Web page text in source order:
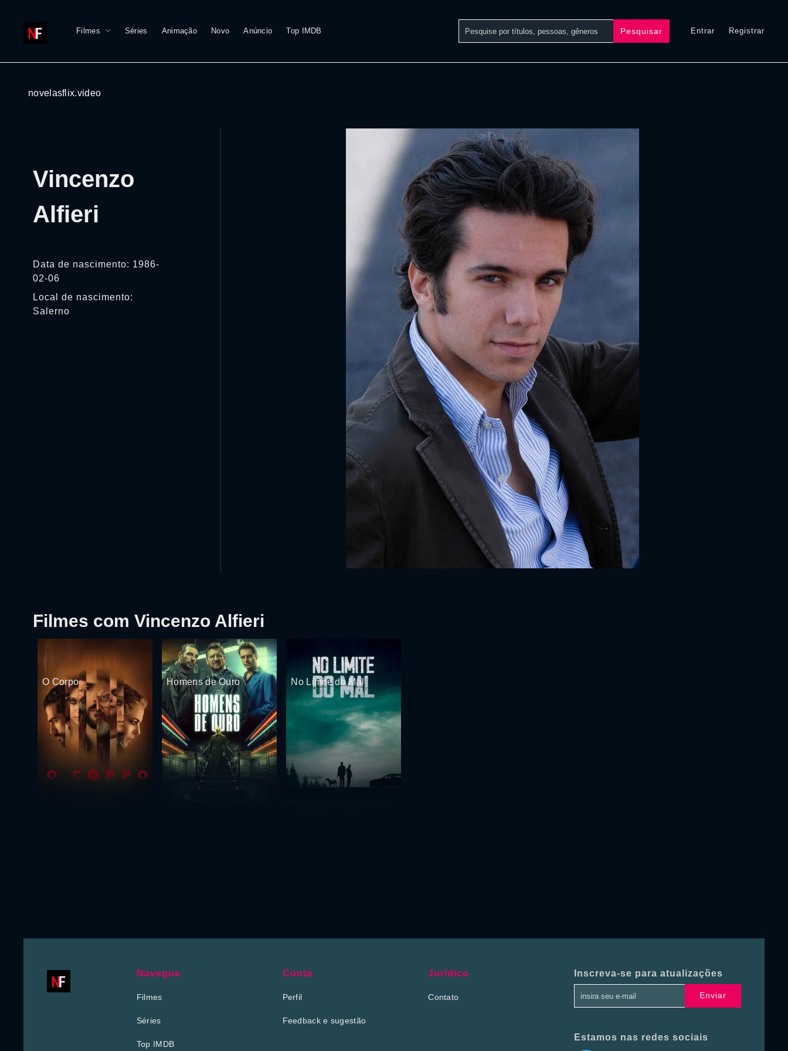
Filmes Séries Animação Novo Anúncio Top IMDB Pesquisar Entrar Registrar
novelasflix.video
Vincenzo
Alfieri
Data de nascimento: 1986-
02-06
Local de nascimento:
Salerno
Filmes com Vincenzo Alfieri
O Corpo Homens de Ouro No Limite do Mal
Navegue
Filmes
Séries
Top IMDB
Conta
Perfil
Feedback e sugestão
Jurídico
Contato
Inscreva-se para atualizações
Enviar
Estamos nas redes sociais